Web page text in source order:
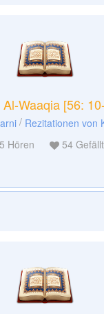
Waaqia [56:
/ Rezitationen von
Hören 54